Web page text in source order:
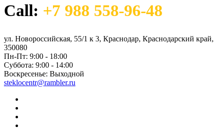
–
304000,00 ₽
Call: +7 988 558-96-48
ул. Новороссийская, 55/1 к 3, Краснодар, Краснодарский край,
350080
Пн-Пт: 9:00 - 18:00
Суббота: 9:00 - 14:00
Воскресенье: Выходной
steklocentr@rambler.ru